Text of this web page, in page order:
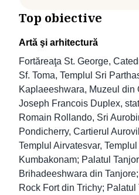
Top obiective
Artă şi arhitectură
Fortăreaţa St. George,
Sf. Toma, Templul Sri
Kaplaeeshwara, Muzeul din
Joseph Francois Duplex,
Romain Rollando, Sri
Pondicherry, Cartierul
Templul Airvatesvar,
Kumbakonam; Palatul
Brihadeeshwara din
Rock Fort din Trichy;